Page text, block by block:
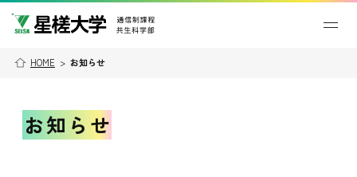
HOME > お知らせ
お知らせ